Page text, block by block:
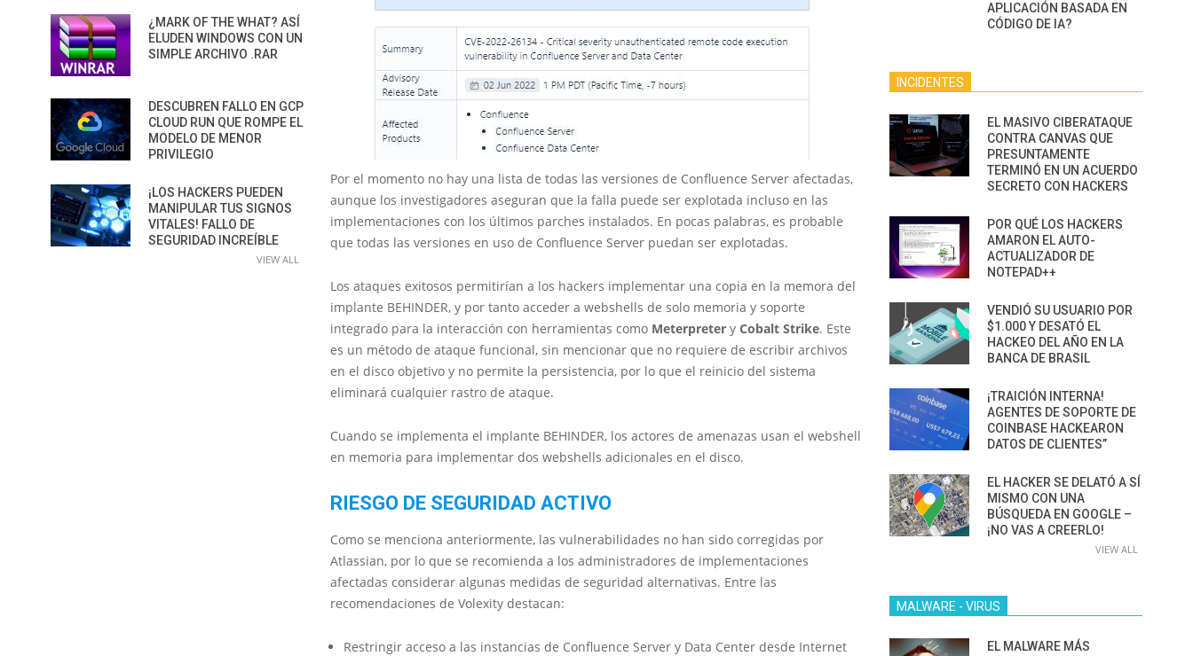
Por el momento no hay una lista de todas las versiones de Confluence Server afectadas,
aunque los investigadores aseguran que la falla puede ser explotada incluso en las
implementaciones con los últimos parches instalados. En pocas palabras, es probable
que todas las versiones en uso de Confluence Server puedan ser explotadas.
Los ataques exitosos permitirían a los hackers implementar una copia en la memora del
implante BEHINDER, y por tanto acceder a webshells de solo memoria y soporte
integrado para la interacción con herramientas como Meterpreter y Cobalt Strike. Este
es un método de ataque funcional, sin mencionar que no requiere de escribir archivos
en el disco objetivo y no permite la persistencia, por lo que el reinicio del sistema
eliminará cualquier rastro de ataque.
Cuando se implementa el implante BEHINDER, los actores de amenazas usan el webshell
en memoria para implementar dos webshells adicionales en el disco.
RIESGO DE SEGURIDAD ACTIVO
Como se menciona anteriormente, las vulnerabilidades no han sido corregidas por
Atlassian, por lo que se recomienda a los administradores de implementaciones
afectadas considerar algunas medidas de seguridad alternativas. Entre las
recomendaciones de Volexity destacan:
Restringir acceso a las instancias de Confluence Server y Data Center desde Internet
¿MARK OF THE WHAT? ASÍ
ELUDEN WINDOWS CON UN
SIMPLE ARCHIVO .RAR
DESCUBREN FALLO EN GCP
CLOUD RUN QUE ROMPE EL
MODELO DE MENOR
PRIVILEGIO
¡LOS HACKERS PUEDEN
MANIPULAR TUS SIGNOS
VITALES! FALLO DE
SEGURIDAD INCREÍBLE
VIEW ALL
APLICACIÓN BASADA EN
CÓDIGO DE IA?
INCIDENTES
EL MASIVO CIBERATAQUE
CONTRA CANVAS QUE
PRESUNTAMENTE
TERMINÓ EN UN ACUERDO
SECRETO CON HACKERS
POR QUÉ LOS HACKERS
AMARON EL AUTO-
ACTUALIZADOR DE
NOTEPAD++
VENDIÓ SU USUARIO POR
$1.000 Y DESATÓ EL
HACKEO DEL AÑO EN LA
BANCA DE BRASIL
¡TRAICIÓN INTERNA!
AGENTES DE SOPORTE DE
COINBASE HACKEARON
DATOS DE CLIENTES”
EL HACKER SE DELATÓ A SÍ
MISMO CON UNA
BÚSQUEDA EN GOOGLE –
¡NO VAS A CREERLO!
VIEW ALL
MALWARE - VIRUS
EL MALWARE MÁS